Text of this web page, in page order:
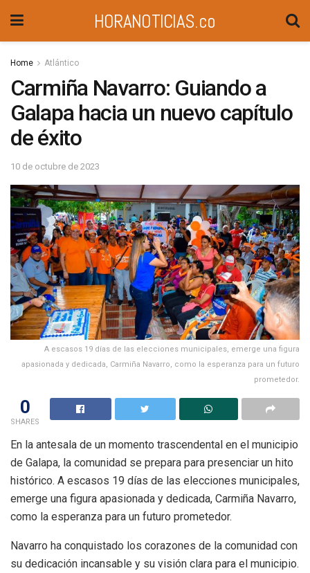
HORANOTICIAS.co
Home Atlántico
Carmiña Navarro: Guiando a
Galapa hacia un nuevo capítulo
de éxito
10 de octubre de 2023
A escasos 19 días de las elecciones municipales, emerge una figura
apasionada y dedicada, Carmiña Navarro, como la esperanza para un futuro
prometedor.
0
SHARES
En la antesala de un momento trascendental en el municipio
de Galapa, la comunidad se prepara para presenciar un hito
histórico. A escasos 19 días de las elecciones municipales,
emerge una figura apasionada y dedicada, Carmiña Navarro,
como la esperanza para un futuro prometedor.
Navarro ha conquistado los corazones de la comunidad con
su dedicación incansable y su visión clara para el municipio.